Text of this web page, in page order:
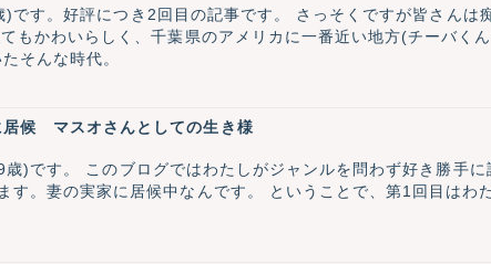
す。好評につき2回目の記事です。 さっそくですが皆さんは
もかわいらしく、千葉県のアメリカに一番近い地方(チーバく
そんな時代。
居候 マスオさんとしての生き様
す。 このブログではわたしがジャンルを問わず好き勝手に語って
す。妻の実家に居候中なんです。 ということで、第1回目はわ